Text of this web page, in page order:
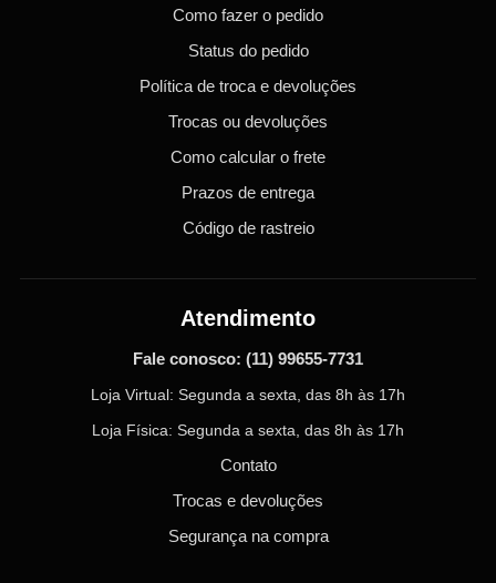
Como fazer o pedido
Status do pedido
Política de troca e devoluções
Trocas ou devoluções
Como calcular o frete
Prazos de entrega
Código de rastreio
Atendimento
Fale conosco: (11) 99655-7731
Loja Virtual: Segunda a sexta, das 8h às 17h
Loja Física: Segunda a sexta, das 8h às 17h
Contato
Trocas e devoluções
Segurança na compra